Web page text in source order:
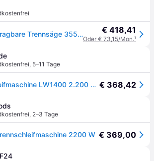
Makita LW1400 Tragbare Trennsäge 355Mm 2200W 240V MAKLW1400 € 418,41
Oder € 73,15/Mon.¹
, 5–11 Tage
Makita Trennschleifmaschine LW1400 2.200 W • 355 mm • 3.800 min?¹ € 368,42
, 2–3 Tage
2200 W € 369,00